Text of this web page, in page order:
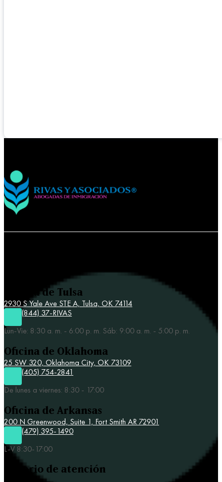
Oficina de Tulsa
2930 S Yale Ave STE A, Tulsa, OK 74114
(844) 37-RIVAS
Lun-Vie: 8:30 a. m. - 6:00 p. m. Sáb: 9:00 a. m. - 5:00 p. m.
Oficina de Oklahoma
25 SW 320, Oklahoma City, OK 73109
(405) 754-2841
De lunes a viernes: 8:30 - 17:00
Oficina de Arkansas
200 N Greenwood, Suite 1, Fort Smith AR 72901
(479) 395-1490
L-V 8:30-17:00
Horario de atención